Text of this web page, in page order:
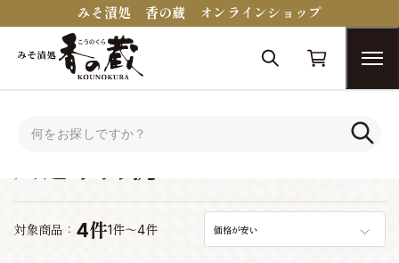
みそ漬処 香の蔵 オンラインショップ
対象商品： 4件1件～4件 価格が安い